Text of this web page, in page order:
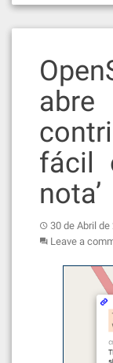
fácil
nota’
30 de Abril de
Leave a